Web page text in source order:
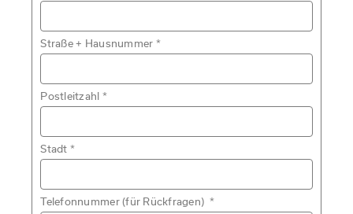
Straße + Hausnummer *
Postleitzahl *
Stadt *
Telefonnummer (für Rückfragen) *